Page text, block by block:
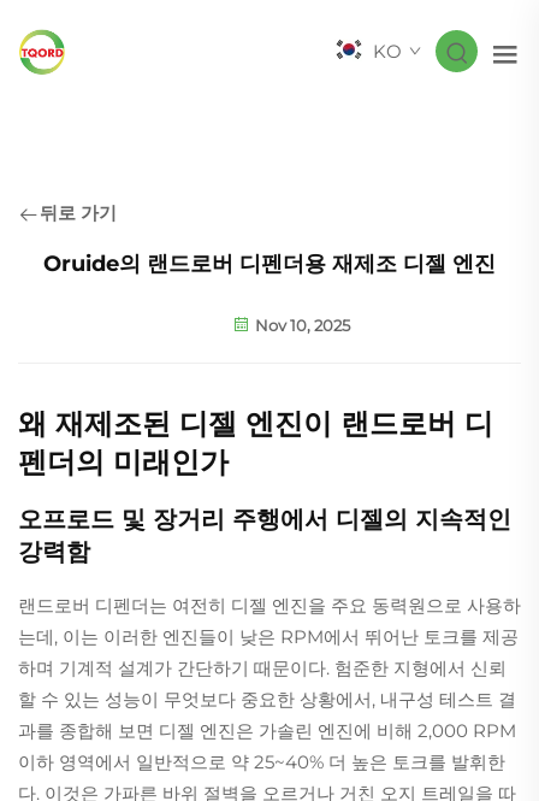
KO
뒤로 가기
Oruide의 랜드로버 디펜더용 재제조 디젤 엔진
Nov 10, 2025
왜 재제조된 디젤 엔진이 랜드로버 디
펜더의 미래인가
오프로드 및 장거리 주행에서 디젤의 지속적인
강력함
랜드로버 디펜더는 여전히 디젤 엔진을 주요 동력원으로 사용하
는데, 이는 이러한 엔진들이 낮은 RPM에서 뛰어난 토크를 제공
하며 기계적 설계가 간단하기 때문이다. 험준한 지형에서 신뢰
할 수 있는 성능이 무엇보다 중요한 상황에서, 내구성 테스트 결
과를 종합해 보면 디젤 엔진은 가솔린 엔진에 비해 2,000 RPM
이하 영역에서 일반적으로 약 25~40% 더 높은 토크를 발휘한
다. 이것은 가파른 바위 절벽을 오르거나 거친 오지 트레일을 따